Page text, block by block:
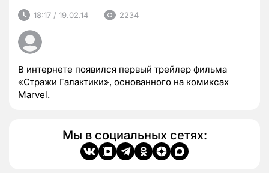
18:17 / 19.02.14 2234
В интернете появился первый трейлер фильма
«Стражи Галактики», основанного на комиксах
Marvel.
Мы в социальных сетях: